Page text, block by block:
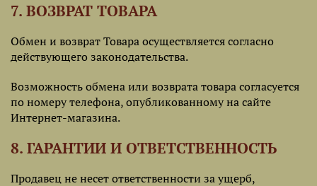
7. ВОЗВРАТ ТОВАРА
Обмен и возврат Товара осуществляется согласно
действующего законодательства.
Возможность обмена или возврата товара согласуется
по номеру телефона, опубликованному на сайте
Интернет-магазина.
8. ГАРАНТИИ И ОТВЕТСТВЕННОСТЬ
Продавец не несет ответственности за ущерб,